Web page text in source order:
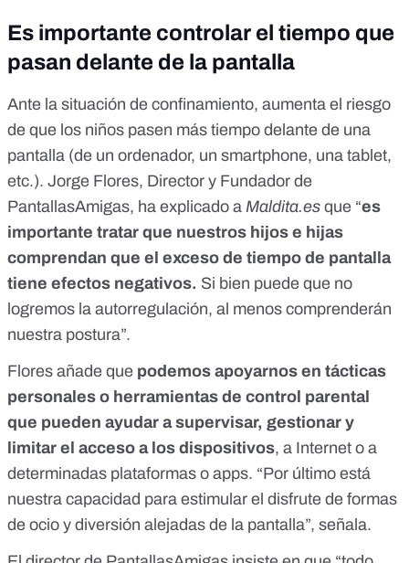
Es importante controlar el tiempo que
pasan delante de la pantalla
Ante la situación de confinamiento, aumenta el riesgo
de que los niños pasen más tiempo delante de una
pantalla (de un ordenador, un smartphone, una tablet,
etc.). Jorge Flores, Director y Fundador de
PantallasAmigas, ha explicado a Maldita.es que “es
importante tratar que nuestros hijos e hijas
comprendan que el exceso de tiempo de pantalla
tiene efectos negativos. Si bien puede que no
logremos la autorregulación, al menos comprenderán
nuestra postura”.
Flores añade que podemos apoyarnos en tácticas
personales o herramientas de control parental
que pueden ayudar a supervisar, gestionar y
limitar el acceso a los dispositivos, a Internet o a
determinadas plataformas o apps. “Por último está
nuestra capacidad para estimular el disfrute de formas
de ocio y diversión alejadas de la pantalla”, señala.